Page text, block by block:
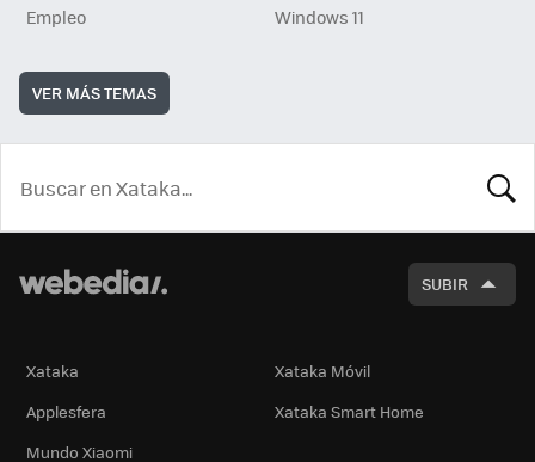
Empleo
Windows 11
VER MÁS TEMAS
SUBIR
Xataka
Xataka Móvil
Applesfera
Xataka Smart Home
Mundo Xiaomi